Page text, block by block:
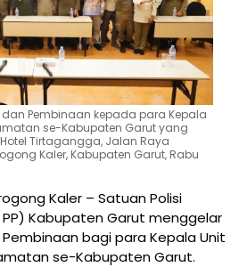
Pembinaan kepada para Kepala
se-Kabupaten Garut yang
Tirtagangga, Jalan Raya
Kaler, Kabupaten Garut, Rabu
Kaler – Satuan Polisi
Kabupaten Garut menggelar
bagi para Kepala Unit
se-Kabupaten Garut.